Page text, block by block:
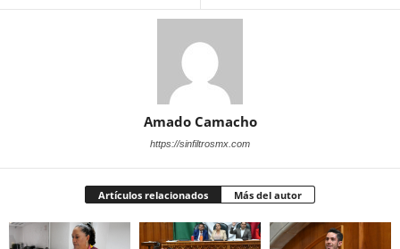
Amado Camacho
https://sinfiltrosmx.com
Artículos relacionados Más del autor